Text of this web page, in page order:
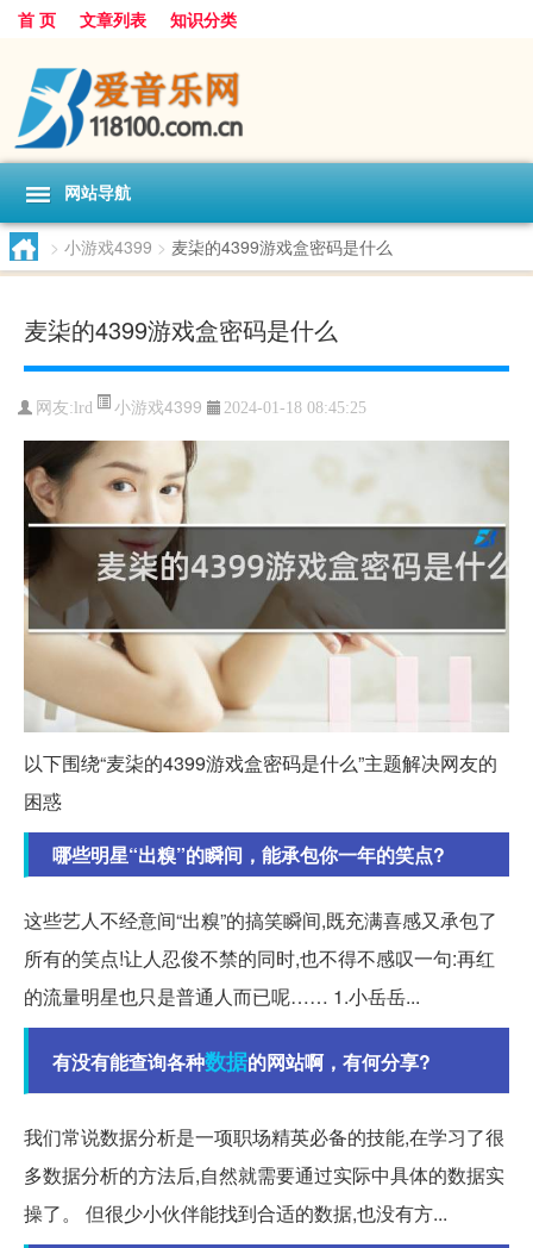
首 页 文章列表 知识分类
网站导航
> 小游戏4399 > 麦柒的4399游戏盒密码是什么
麦柒的4399游戏盒密码是什么
网友: lrd 小游戏4399 2024-01-18 08:45:25
以下围绕“麦柒的4399游戏盒密码是什么”主题解决网友的
困惑
哪些明星“出糗”的瞬间，能承包你一年的笑点?
这些艺人不经意间“出糗”的搞笑瞬间,既充满喜感又承包了
所有的笑点!让人忍俊不禁的同时,也不得不感叹一句:再红
的流量明星也只是普通人而已呢…… 1.小岳岳...
有没有能查询各种数据的网站啊，有何分享?
我们常说数据分析是一项职场精英必备的技能,在学习了很
多数据分析的方法后,自然就需要通过实际中具体的数据实
操了。 但很少小伙伴能找到合适的数据,也没有方...